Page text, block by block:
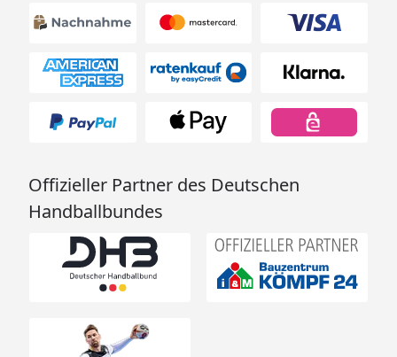
Offizieller Partner des Deutschen
Handballbundes